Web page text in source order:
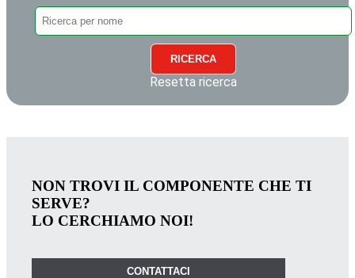
RICERCA
Resetta ricerca
NON TROVI IL COMPONENTE CHE TI
SERVE?
LO CERCHIAMO NOI!
CONTATTACI